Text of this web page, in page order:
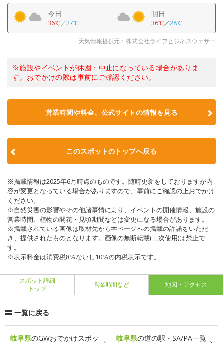
今日
36℃／27℃
明日
36℃／28℃
天気情報提供元：株式会社ライフビジネスウェザー
※施設やイベントが休園・中止になっている場合がありま
す。おでかけの際は事前にご確認ください。
営業時間や料金、公式サイトの情報を見る
このスポットのトップへ戻る
※掲載情報は2025年6月時点のものです。随時更新をしておりますが内
容が変更となっている場合がありますので、事前にご確認の上おでかけ
ください。
※自然災害の影響やその他諸事情により、イベントの開催情報、施設の
営業時間、植物の開花・見頃期間などは変更になる場合があります。
※掲載されている画像は取材先から本ページへの掲載の許諾をいただ
き、提供されたものとなります。画像の無断転載(二次使用)は禁止で
す。
※表示料金は消費税8％ないし10％の内税表示です。
スポット詳細
トップ
営業時間など 地図・アクセス
一覧に戻る
岐阜県のGWおでかけスポッ
岐阜県の道の駅・SA/PA一覧